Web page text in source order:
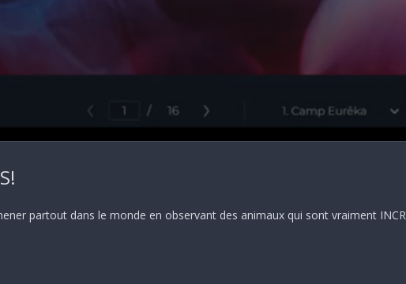
partout dans le monde en observant des animaux qui sont vraiment